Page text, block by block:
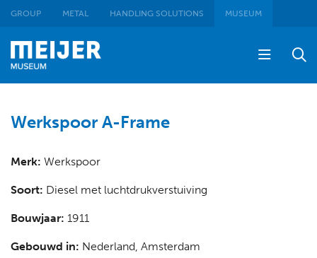
GROUP METAL HANDLING SOLUTIONS MUSEUM
Werkspoor A-Frame
Merk: Werkspoor
Soort: Diesel met luchtdrukverstuiving
Bouwjaar: 1911
Gebouwd in: Nederland, Amsterdam